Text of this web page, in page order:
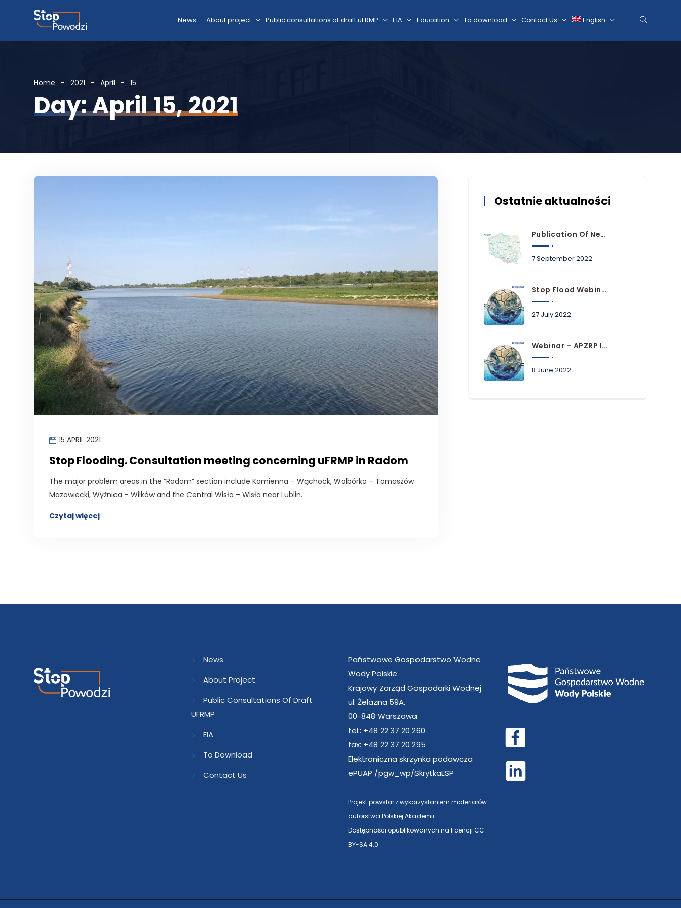
News About project Public consultations of draft uFRMP EIA Education To download Contact Us English
Home 2021 April 15
Day: April 15, 2021
15 APRIL 2021
Stop Flooding. Consultation meeting concerning uFRMP in Radom
The major problem areas in the “Radom” section include Kamienna – Wąchock, Wolbórka – Tomaszów
Mazowiecki, Wyżnica – Wilków and the Central Wisła – Wisła near Lublin.
Czytaj więcej
Ostatnie aktualności
Publication Of New Flood Hazard And Risk Maps
7 September 2022
Stop Flood Webinars Available Online
27 July 2022
Webinar – APZRP In Practice Of Local Government Units
8 June 2022
News
About Project
Public Consultations Of Draft
UFRMP
EIA
To Download
Contact Us
Państwowe Gospodarstwo Wodne
Wody Polskie
Krajowy Zarząd Gospodarki Wodnej
ul. Żelazna 59A,
00-848 Warszawa
tel.: +48 22 37 20 260
fax: +48 22 37 20 295
Elektroniczna skrzynka podawcza
ePUAP /pgw_wp/SkrytkaESP
Projekt powstał z wykorzystaniem materiałów
autorstwa Polskiej Akademii
Dostępności opublikowanych na licencji CC
BY-SA 4.0